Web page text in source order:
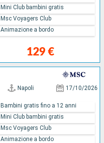
129 €
Mini Club bambini gratis
Msc Voyagers Club
Animazione a bordo
Napoli 17/10/2026
Bambini gratis fino a 12 anni
Mini Club bambini gratis
Msc Voyagers Club
Animazione a bordo